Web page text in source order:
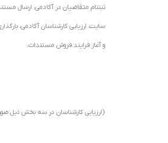
ثبتنام متقاضیان در آکادمی، ارسال
سایت، ارزیابی کارشناسان آکادمی،
و آغاز فرایند فروش مستندات.
(ارزیابی کارشناسان در سه بخش ذیل